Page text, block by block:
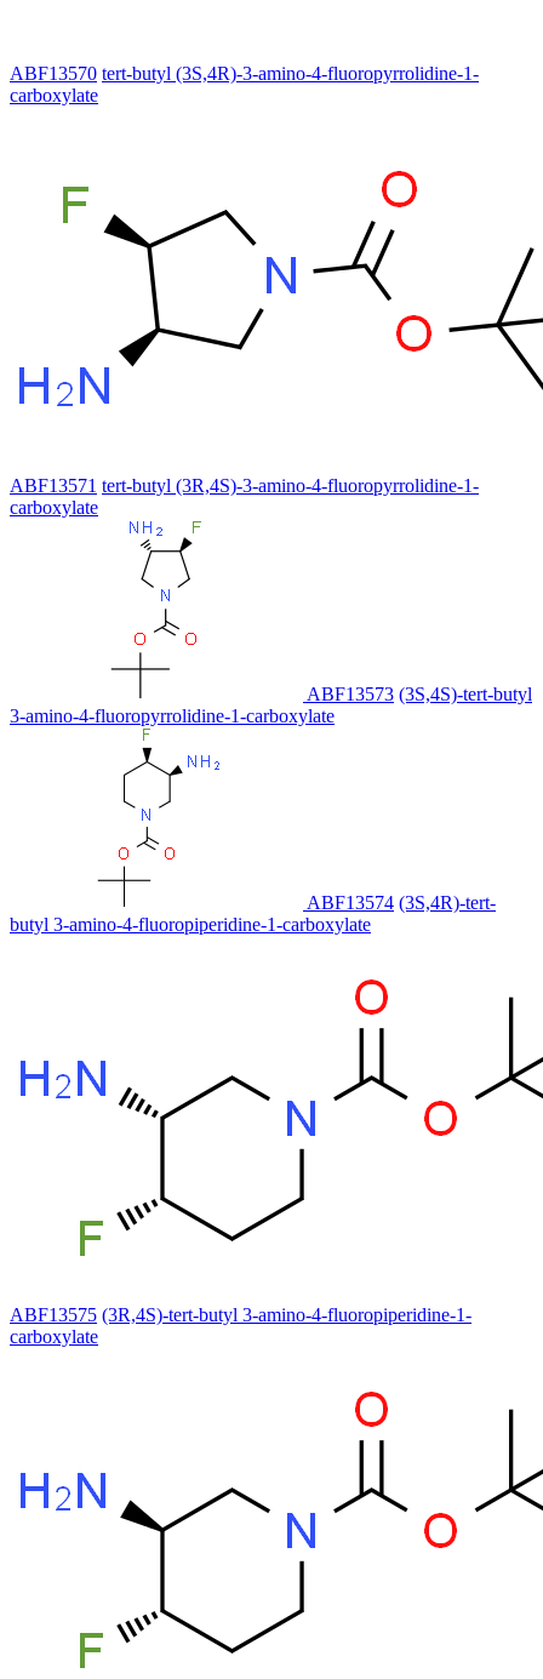
ABF13570 tert-butyl (3S,4R)-3-amino-4-fluoropyrrolidine-1-
carboxylate
ABF13571 tert-butyl (3R,4S)-3-amino-4-fluoropyrrolidine-1-
carboxylate
ABF13573 (3S,4S)-tert-butyl
3-amino-4-fluoropyrrolidine-1-carboxylate
ABF13574 (3S,4R)-tert-
butyl 3-amino-4-fluoropiperidine-1-carboxylate
ABF13575 (3R,4S)-tert-butyl 3-amino-4-fluoropiperidine-1-
carboxylate